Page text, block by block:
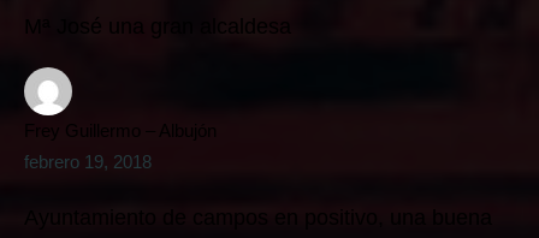
Mª José una gran alcaldesa
Frey Guillermo – Albujón
febrero 19, 2018
Ayuntamiento de campos en positivo, una buena